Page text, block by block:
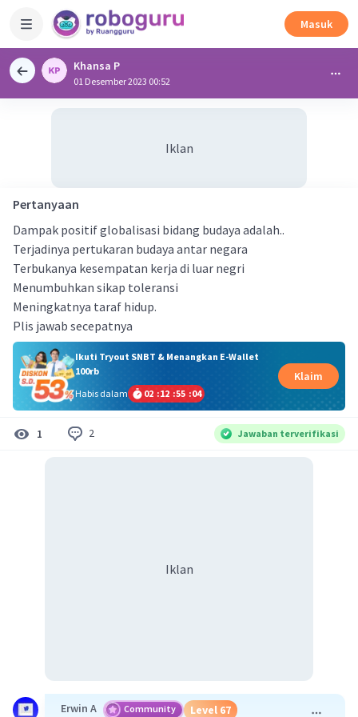
Masuk
Khansa P
01 Desember 2023 00:52
Iklan
Pertanyaan
Dampak positif globalisasi bidang budaya adalah..
Terjadinya pertukaran budaya antar negara
Terbukanya kesempatan kerja di luar negri
Menumbuhkan sikap toleransi
Meningkatnya taraf hidup.
Plis jawab secepatnya
Ikuti Tryout SNBT & Menangkan E-Wallet
100rb
Habis dalam
02 :12 :55 :04
Klaim
1 2 Jawaban terverifikasi
Iklan
Erwin A Community Level 67